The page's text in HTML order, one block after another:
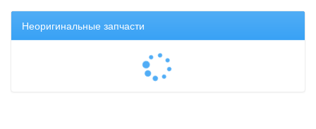
Неоригинальные запчасти